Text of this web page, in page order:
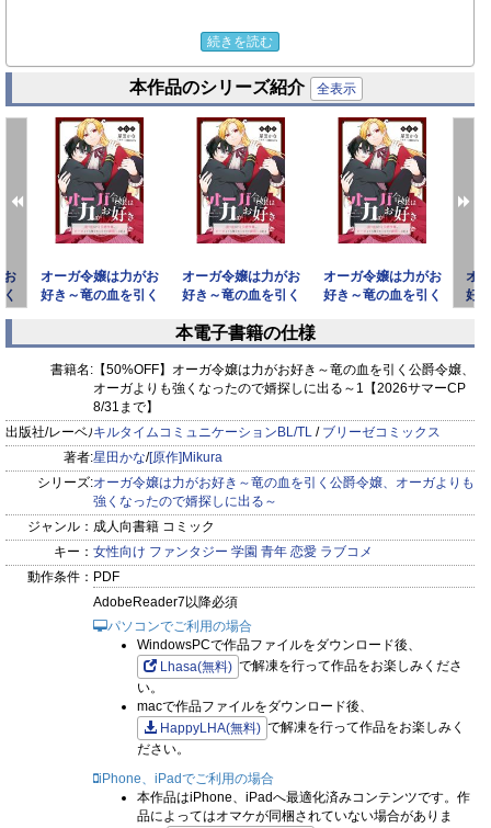
長く行方不明であった『竜』の血を引く
公爵家の生き残りが見つかった。
しかしその令嬢、ロメリィは『オーガ』に育てられてお
り…！？
そんな唯一の生き残りである彼女は
「自分よりも強い婿」を探すべく、
故郷であるらしい人間の王国に戻る。
脳筋最強令嬢が立ちはだかる問題を力（物理）で
解決していくラブストーリー待望の第1巻！
続きを読む
本作品のシリーズ紹介 全表示
お
オーガ令嬢は力がお
好き～竜の血を引く
オーガ令嬢は力がお
好き～竜の血を引く
りも強
オーガ令嬢は力がお
好き～竜の血を引く
オ
好
prev next
本電子書籍の仕様
書籍名: 【50%OFF】オーガ令嬢は力がお好き～竜の血を引く公爵令嬢、
オーガよりも強くなったので婿探しに出る～1【2026サマーCP
8/31まで】
出版社/レーベル:キルタイムコミュニケーションBL/TL / ブリーゼコミックス
著者:星田かな/[原作]Mikura
シリーズ:オーガ令嬢は力がお好き～竜の血を引く公爵令嬢、オーガよりも
強くなったので婿探しに出る～
ジャンル： 成人向書籍 コミック
キー： 女性向け ファンタジー 学園 青年 恋愛 ラブコメ
動作条件： PDF
AdobeReader7以降必須
パソコンでご利用の場合
WindowsPCで作品ファイルをダウンロード後、
Lhasa(無料) で解凍を行って作品をお楽しみくださ
い。
macで作品ファイルをダウンロード後、
HappyLHA(無料) で解凍を行って作品をお楽しみく
ださい。
iPhone、iPadでご利用の場合
本作品はiPhone、iPadへ最適化済みコンテンツです。作
品によってはオマケが同梱されていない場合がありま